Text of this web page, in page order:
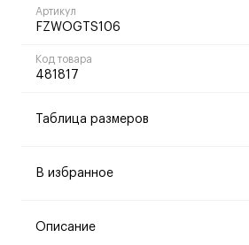
Артикул
FZWOGTS106
Код товара
481817
Таблица размеров
В избранное
Описание